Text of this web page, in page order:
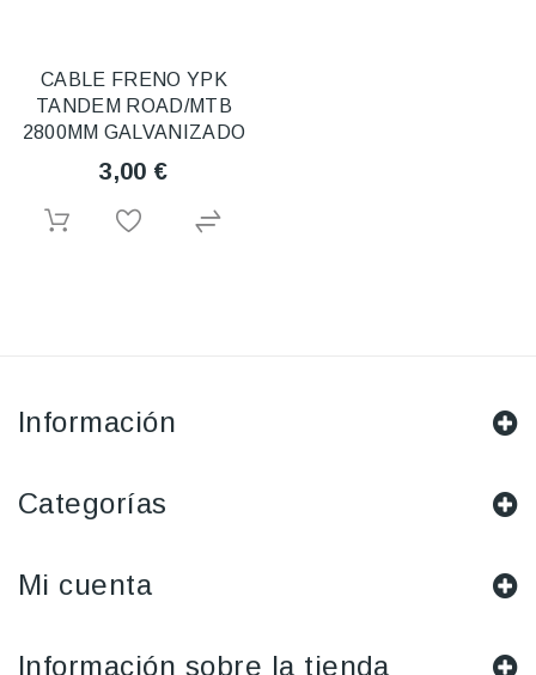
CABLE FRENO YPK
TANDEM ROAD/MTB
2800MM GALVANIZADO
3,00 €
Información
Categorías
Mi cuenta
Información sobre la tienda